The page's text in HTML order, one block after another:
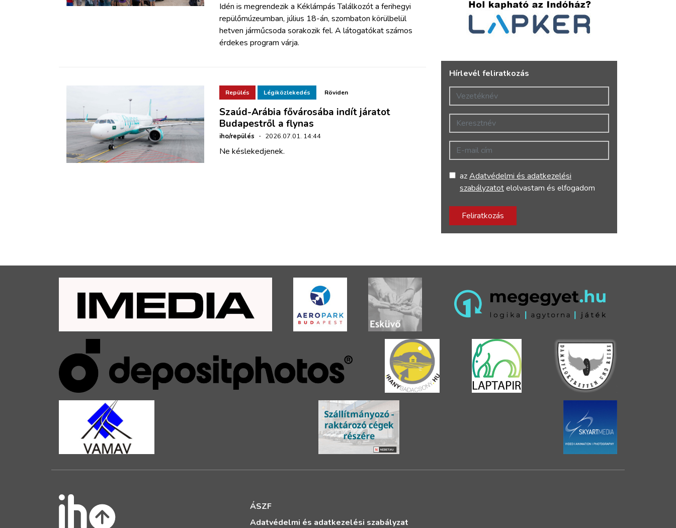
Idén is megrendezik a Kéklámpás Találkozót a ferihegyi
repülőmúzeumban, július 18-án, szombaton körülbelül
hetven járműcsoda sorakozik fel. A látogatókat számos
érdekes program várja.
Repülés Légiközlekedés Röviden
Szaúd-Arábia fővárosába indít járatot
Budapestről a flynas
iho/repülés · 2026.07.01. 14:44
Ne késlekedjenek.
Hírlevél feliratkozás
Vezetéknév
Keresztnév
E-mail cím
azAdatvédelmi és adatkezelési
szabályzatotelolvastam és elfogadom
Feliratkozás
ÁSZF
Adatvédelmi és adatkezelési szabályzat